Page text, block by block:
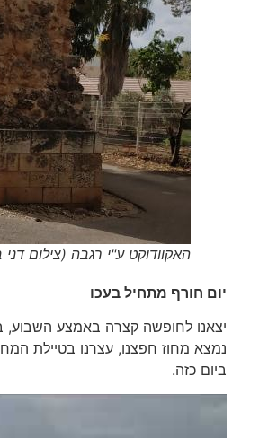
האקוודוקט ע"י רגבה (צילום
יום חורף מתחיל בעכו
יצאנו לחופשה קצרה באמצע השבוע,
נמצא מחוז חפצנו, עצרנו בטיילת
ביום כזה.